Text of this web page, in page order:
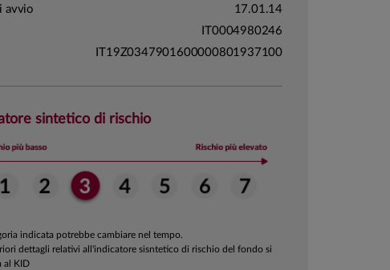
avvio
17.01.14
IT0004980246
IT19Z0347901600000801937100
sintetico di rischio
indicata potrebbe cambiare nel tempo.
dettagli relativi all'indicatore sisntetico di rischio del fondo si
al KID